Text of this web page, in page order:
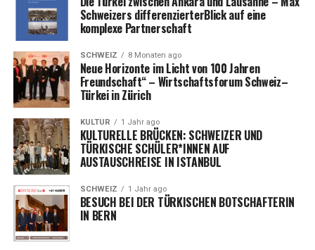
Kunden ausweitet.
Bentour Reisen plant, die Flug- und Hotelkapazitäten
für die Sommersaison 2024 um 50% zu erhöhen.
Unterstützung für FTI-Kunden
setzt sich dafür ein, Kunden zu unterstützen, die bei FTI
gebucht haben und jetzt nicht reisen können.
Qualität als zukünftiger Fokus
dass Kunden in Zukunft noch mehr Wert auf Qualität
legen werden und ihre Reiseveranstalter entsprechend
ihrer Bewertungen wählen.
Personen, die in dieser idyllischen Umgebung ein Foto
machen möchten, müssen nun an einer Drehschranke 5
Schweizer Franken entrichten.
Schweizers differenzierterBlick auf eine
komplexe Partnerschaft
SCHWEIZ 8 Monaten ago
Neue Horizonte im Licht von 100 Jahren
Freundschaft“ – Wirtschaftsforum Schweiz–
Türkei in Zürich
KULTUR 1 Jahr ago
KULTURELLE BRÜCKEN: SCHWEIZER UND
TÜRKISCHE SCHÜLER*INNEN AUF
AUSTAUSCHREISE IN ISTANBUL
SCHWEIZ 1 Jahr ago
BESUCH BEI DER TÜRKISCHEN BOTSCHAFTERIN
IN BERN